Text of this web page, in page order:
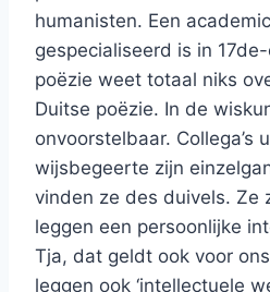
humanisten. Een
gespecialiseerd is in
poëzie weet totaal niks
Duitse poëzie. In de
onvoorstelbaar. Collega’s
wijsbegeerte zijn
vinden ze des duivels. Ze
leggen een persoonlijke
Tja, dat geldt ook voor
leggen ook ‘intellectuele